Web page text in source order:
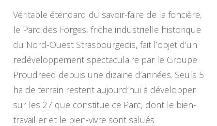
Véritable étendard du savoir-faire de la foncière,
le Parc des Forges, friche industrielle historique
du Nord-Ouest Strasbourgeois, fait l’objet d’un
redéveloppement spectaculaire par le Groupe
Proudreed depuis une dizaine d’années. Seuls 5
ha de terrain restent aujourd’hui à développer
sur les 27 que constitue ce Parc, dont le bien-
travailler et le bien-vivre sont salués